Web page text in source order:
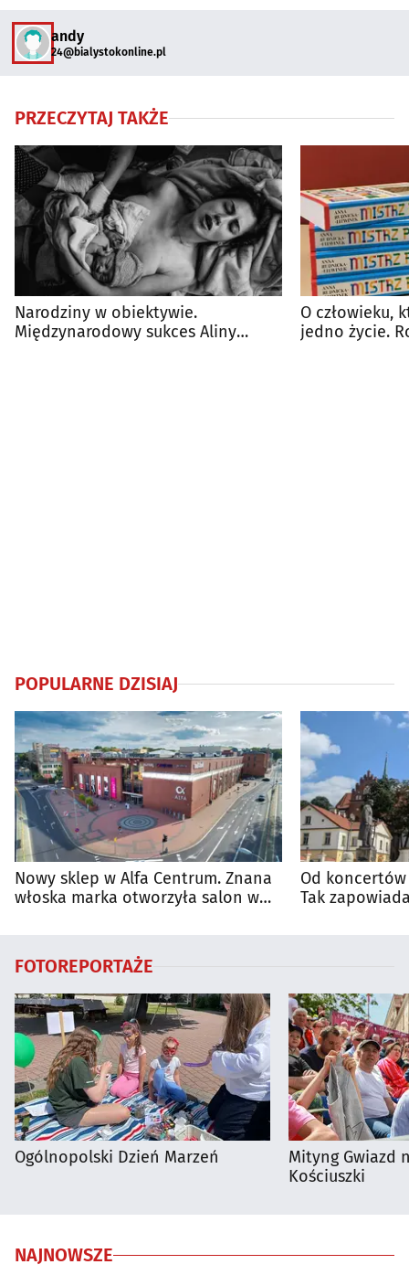
andy
24@bialystokonline.pl
PRZECZYTAJ TAKŻE
Narodziny w obiektywie.
Międzynarodowy sukces Aliny
O człowieku,
jedno życie.
POPULARNE DZISIAJ
Nowy sklep w Alfa Centrum. Znana
włoska marka otworzyła salon w
Od
Tak
FOTOREPORTAŻE
Ogólnopolski Dzień Marzeń
Mityng Gwiazd
Kościuszki
NAJNOWSZE